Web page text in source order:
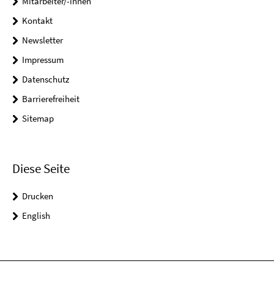
Kontakt
Newsletter
Impressum
Datenschutz
Barrierefreiheit
Sitemap
Diese Seite
Drucken
English